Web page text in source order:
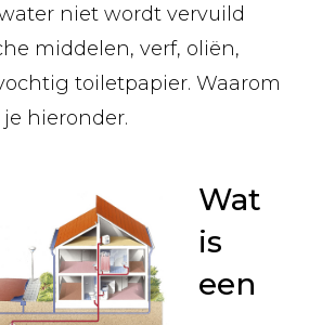
niet wordt vervuild
middelen, verf, oliën,
toiletpapier. Waarom
je hieronder.
Wat
is
een